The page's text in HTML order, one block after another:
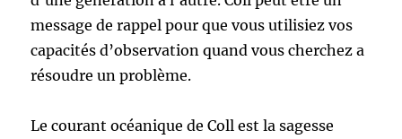
message de rappel pour que vous utilisiez vos
capacités d’observation quand vous cherchez a
résoudre un problème.
Le courant océanique de Coll est la sagesse